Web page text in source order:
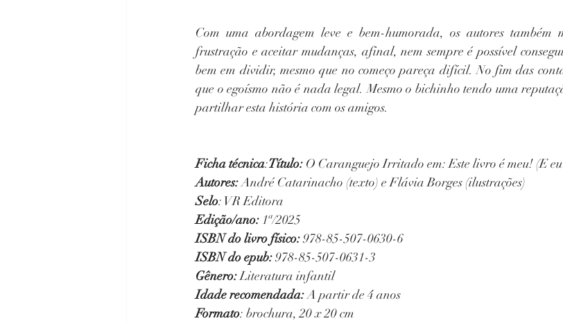
Com uma abordagem leve e bem-humorada, os autores também
frustração e aceitar mudanças, afinal, nem sempre é possível
bem em dividir, mesmo que no começo pareça difícil. No fim das
que o egoísmo não é nada legal. Mesmo o bichinho tendo uma
partilhar esta história com os amigos.
Ficha técnica:Título: O Caranguejo Irritado em: Este livro é meu! (E
Autores: André Catarinacho (texto) e Flávia Borges (ilustrações)
Selo: VR Editora
Edição/ano: 1ª/2025
ISBN do livro físico: 978-85-507-0630-6
ISBN do epub: 978-85-507-0631-3
Gênero: Literatura infantil
Idade recomendada: A partir de 4 anos
Formato: brochura, 20 x 20 cm